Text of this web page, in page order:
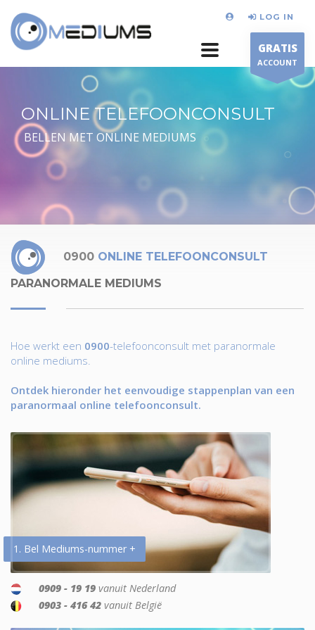
LOG IN
GRATIS
ACCOUNT
ONLINE TELEFOONCONSULT
BELLEN MET ONLINE MEDIUMS
0900 ONLINE TELEFOONCONSULT
PARANORMALE MEDIUMS
Hoe werkt een 0900-telefoonconsult met paranormale
online mediums.
Ontdek hieronder het eenvoudige stappenplan van een
paranormaal online telefoonconsult.
1. Bel Mediums-nummer +
0909 - 19 19 vanuit Nederland
0903 - 416 42 vanuit België